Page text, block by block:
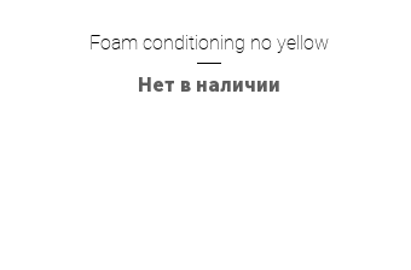
Foam conditioning no yellow
Нет в наличии